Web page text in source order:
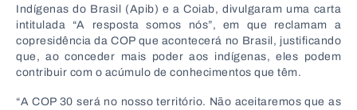
Indígenas do Brasil (Apib) e a Coiab, divulgaram uma carta
intitulada “A resposta somos nós”, em que reclamam a
copresidência da COP que acontecerá no Brasil, justificando
que, ao conceder mais poder aos indígenas, eles podem
contribuir com o acúmulo de conhecimentos que têm.
“A COP 30 será no nosso território. Não aceitaremos que as